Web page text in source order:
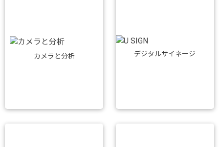
カメラと分析 デジタルサイネージ